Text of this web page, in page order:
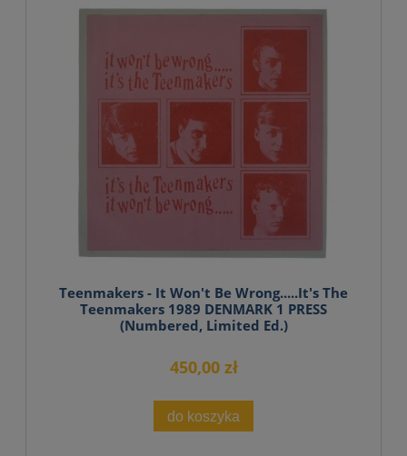
Teenmakers - It Won't Be Wrong.....It's The
Teenmakers 1989 DENMARK 1 PRESS
(Numbered, Limited Ed.)
450,00 zł
do koszyka